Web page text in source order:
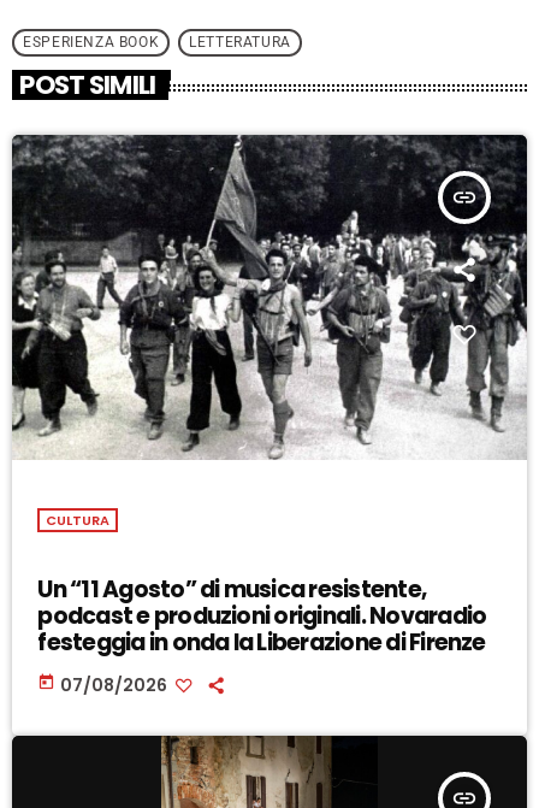
ESPERIENZA BOOK LETTERATURA
POST SIMILI
insert_link
CULTURA
Un “11 Agosto” di musica resistente,
podcast e produzioni originali. Novaradio
festeggia in onda la Liberazione di Firenze
today 07/08/2026
insert_link